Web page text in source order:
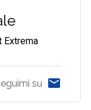
Extrema
su